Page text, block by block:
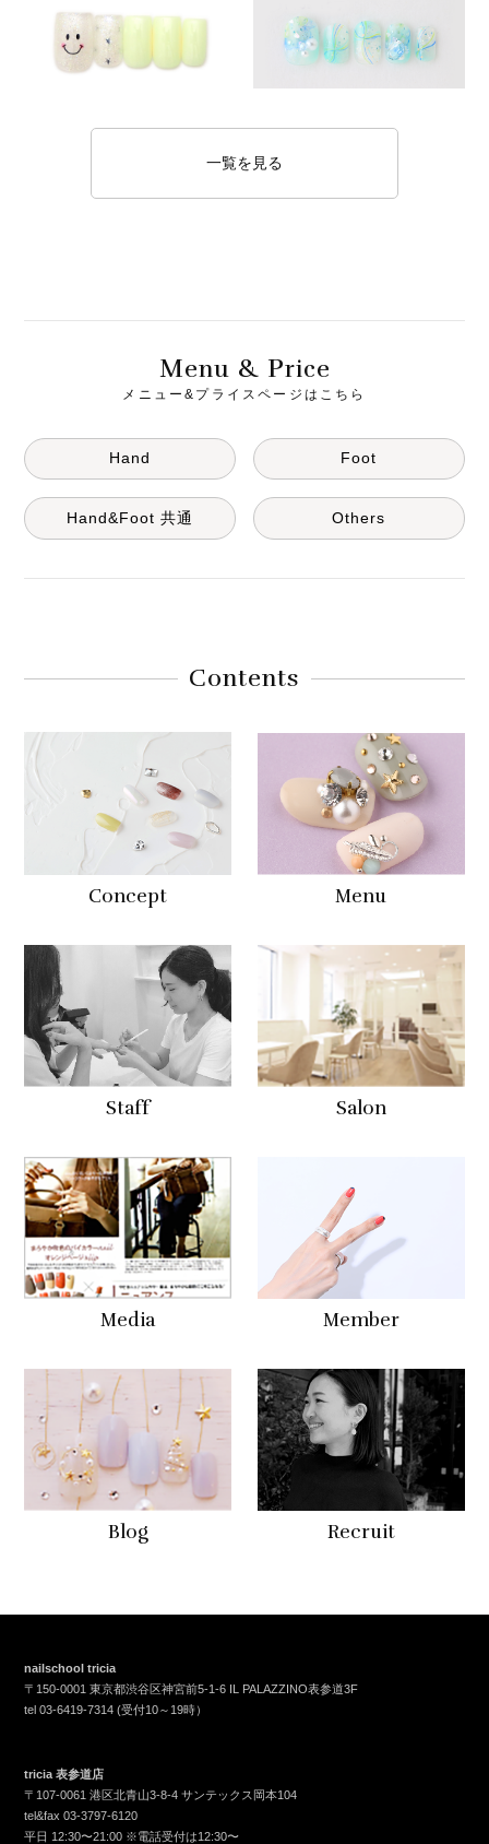
一覧を見る
Menu & Price
メニュー&プライスページはこちら
Hand Foot
Hand&Foot 共通 Others
Contents
Concept Menu
Staff Salon
Media Member
Blog Recruit
nailschool tricia
〒150-0001 東京都渋谷区神宮前5-1-6 IL PALAZZINO表参道3F
tel03-6419-7314 (受付10～19時）
tricia 表参道店
〒107-0061 港区北青山3-8-4 サンテックス岡本104
tel&fax03-3797-6120
平日 12:30〜21:00 ※電話受付は12:30〜